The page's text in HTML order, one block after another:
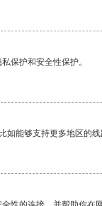
保护和安全性保护。
能够支持更多地区的线